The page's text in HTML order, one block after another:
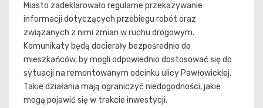
Miasto zadeklarowało regularne przekazywanie
informacji dotyczących przebiegu robót oraz
związanych z nimi zmian w ruchu drogowym.
Komunikaty będą docierały bezpośrednio do
mieszkańców, by mogli odpowiednio dostosować się do
sytuacji na remontowanym odcinku ulicy Pawłowickiej.
Takie działania mają ograniczyć niedogodności, jakie
mogą pojawić się w trakcie inwestycji.